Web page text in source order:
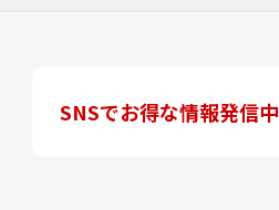
SNSでお得な情報発信中